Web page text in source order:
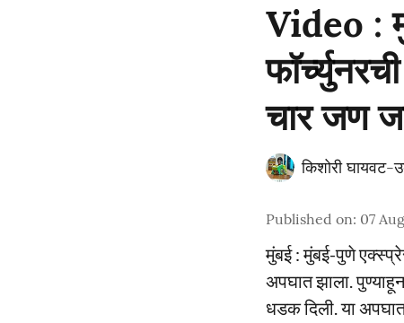
Video :
चार जण
किशोरी घायवट-
Published on: 07
मुंबई : मुंबई-पुणे
अपघात झाला.
धडक दिली. या